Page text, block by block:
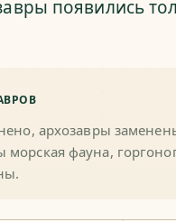
появились
архозавры
фауна,